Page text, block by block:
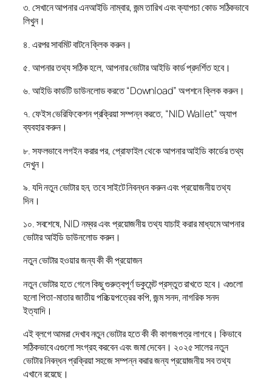
৩. সেখানে আপনার এনআইডি নাম্বার, জন্ম তারিখ এবং ক্যাপচা কোড সঠিকভাবে
লিখুন।
৪. এরপর সাবমিট বাটনে ক্লিক করুন।
৫. আপনার তথ্য সঠিক হলে, আপনার ভোটার আইডি কার্ড প্রদর্শিত হবে।
৬. আইডি কার্ডটি ডাউনলোড করতে “Download” অপশনে ক্লিক করুন।
৭. ফেইস ভেরিফিকেশন প্রক্রিয়া সম্পন্ন করতে, “NID Wallet” অ্যাপ
ব্যবহার করুন।
৮. সফলভাবে লগইন করার পর, প্রোফাইল থেকে আপনার আইডি কার্ডের তথ্য
দেখুন।
৯. যদি নতুন ভোটার হন, তবে সাইটে নিবন্ধন করুন এবং প্রয়োজনীয় তথ্য
দিন।
১০. সবশেষে, NID নম্বর এবং প্রয়োজনীয় তথ্য যাচাই করার মাধ্যমে আপনার
ভোটার আইডি ডাউনলোড করুন।
নতুন ভোটার হওয়ার জন্য কী কী প্রয়োজন
নতুন ভোটার হতে গেলে কিছু গুরুত্বপূর্ণ ডকুমেন্ট প্রস্তুত রাখতে হবে। এগুলো
হলো পিতা-মাতার জাতীয় পরিচয়পত্রের কপি, জন্ম সনদ, নাগরিক সনদ
ইত্যাদি।
এই ব্লগে আমরা দেখাব নতুন ভোটার হতে কী কী কাগজপত্র লাগবে। কিভাবে
সঠিকভাবে এগুলো সংগ্রহ করবেন এবং জমা দেবেন। ২০২৫ সালের নতুন
ভোটার নিবন্ধন প্রক্রিয়া সহজে সম্পন্ন করার জন্য প্রয়োজনীয় সব তথ্য
এখানে রয়েছে।